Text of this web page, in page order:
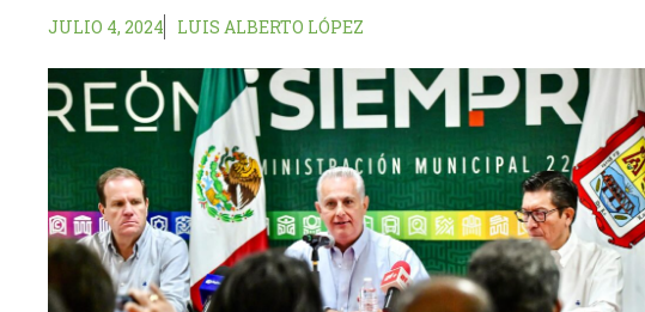
JULIO 4, 2024 LUIS ALBERTO LÓPEZ